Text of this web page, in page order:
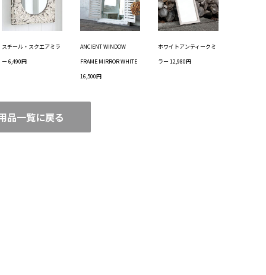
スチール・スクエアミラ
ー 6,490円
ANCIENT WINDOW
FRAME MIRROR WHITE
16,500円
ホワイトアンティークミ
ラー 12,980円
品一覧に戻る